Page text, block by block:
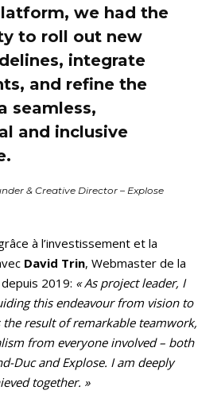
we had the
to roll out new
integrate
and refine the
seamless,
and inclusive
& Creative Director – Explose
à l’investissement et la
David Trin, Webmaster de la
2019: « As project leader, I
this endeavour from vision to
the result of remarkable teamwork,
from everyone involved – both
Duc and Explose. I am deeply
together. »